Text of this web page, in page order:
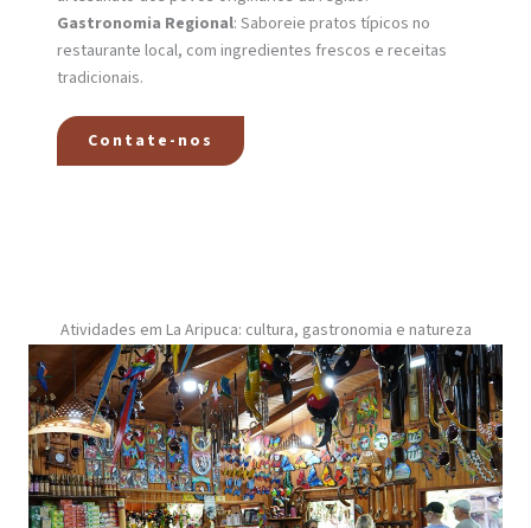
Gastronomia Regional: Saboreie pratos típicos no
restaurante local, com ingredientes frescos e receitas
tradicionais.
Contate-nos
Atividades em La Aripuca: cultura, gastronomia e natureza